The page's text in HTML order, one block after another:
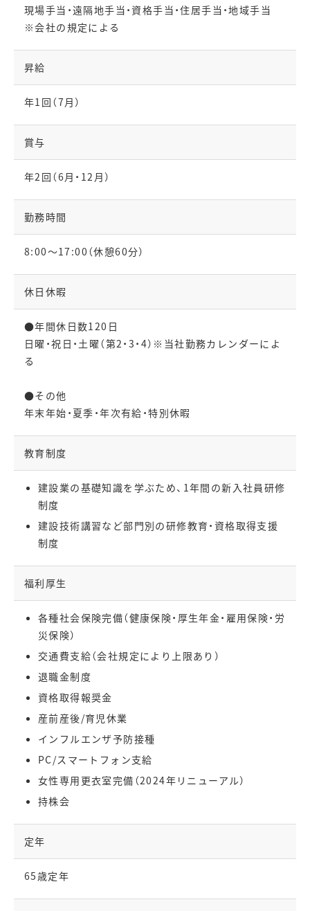
現場手当・遠隔地手当・資格手当・住居手当・地域手当
※会社の規定による
昇給
年1回（7月）
賞与
年2回（6月・12月）
勤務時間
8:00～17:00（休憩60分）
休日休暇
●年間休日数120日
日曜・祝日・土曜（第2・3・4）※当社勤務カレンダーによ
る
●その他
年末年始・夏季・年次有給・特別休暇
教育制度
建設業の基礎知識を学ぶため、1年間の新入社員研修
制度
建設技術講習など部門別の研修教育・資格取得支援
制度
福利厚生
各種社会保険完備（健康保険・厚生年金・雇用保険・労
災保険）
交通費支給（会社規定により上限あり）
退職金制度
資格取得報奨金
産前産後/育児休業
インフルエンザ予防接種
PC/スマートフォン支給
女性専用更衣室完備（2024年リニューアル）
持株会
定年
65歳定年